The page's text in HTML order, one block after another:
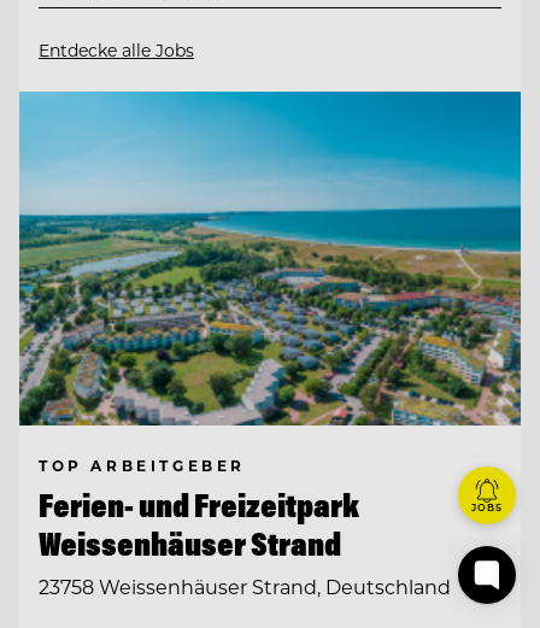
Entdecke alle Jobs
TOP ARBEITGEBER
Ferien- und Freizeitpark
Weissenhäuser Strand
23758 Weissenhäuser Strand, Deutschland
JOBS